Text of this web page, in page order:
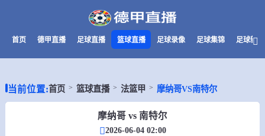
首页 德甲直播 足球直播 篮球直播 足球录像 足球集锦 足球新闻
当前位置:首页 篮球直播 法篮甲 摩纳哥VS南特尔
摩纳哥 vs 南特尔
2026-06-04 02:00